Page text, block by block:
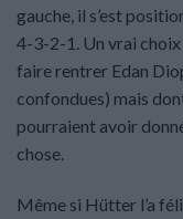
gauche, il s’est
4-3-2-1. Un vrai
faire rentrer Edan
confondues) mais
pourraient avoir
chose.
Même si Hütter l’a